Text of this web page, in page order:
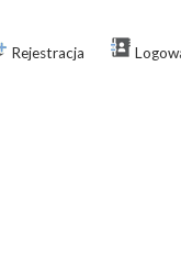
Rejestracja